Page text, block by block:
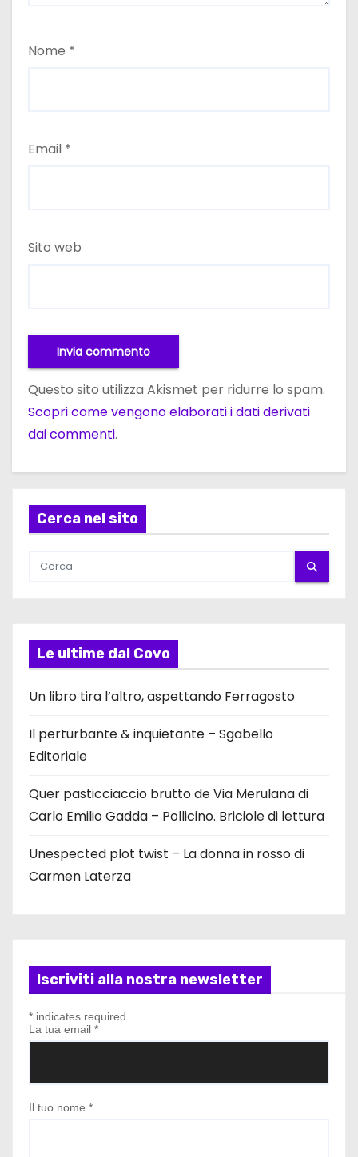
Nome *
Email *
Sito web
Questo sito utilizza Akismet per ridurre lo spam.
Scopri come vengono elaborati i dati derivati
dai commenti.
Cerca nel sito
Le ultime dal Covo
Un libro tira l’altro, aspettando Ferragosto
Il perturbante & inquietante – Sgabello
Editoriale
Quer pasticciaccio brutto de Via Merulana di
Carlo Emilio Gadda – Pollicino. Briciole di lettura
Unespected plot twist – La donna in rosso di
Carmen Laterza
Iscriviti alla nostra newsletter
* indicates required
La tua email *
Il tuo nome *